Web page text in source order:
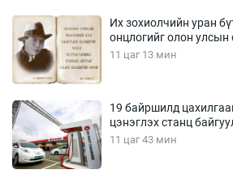
Их зохиолчийн уран
онцлогийг олон
11 цаг 13 мин
19 байршилд
цэнэглэх станц
11 цаг 43 мин